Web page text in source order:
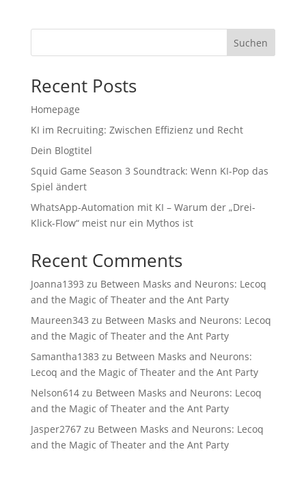
Suchen
Recent Posts
Homepage
KI im Recruiting: Zwischen Effizienz und Recht
Dein Blogtitel
Squid Game Season 3 Soundtrack: Wenn KI-Pop das
Spiel ändert
WhatsApp-Automation mit KI – Warum der „Drei-
Klick-Flow“ meist nur ein Mythos ist
Recent Comments
Joanna1393 zu Between Masks and Neurons: Lecoq
and the Magic of Theater and the Ant Party
Maureen343 zu Between Masks and Neurons: Lecoq
and the Magic of Theater and the Ant Party
Samantha1383 zu Between Masks and Neurons:
Lecoq and the Magic of Theater and the Ant Party
Nelson614zu Between Masks and Neurons: Lecoq
and the Magic of Theater and the Ant Party
Jasper2767zu Between Masks and Neurons: Lecoq
and the Magic of Theater and the Ant Party